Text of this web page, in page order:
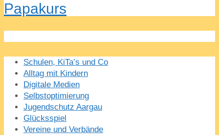
Papakurs
Schulen, KiTa’s und Co
Alltag mit Kindern
Digitale Medien
Selbstoptimierung
Jugendschutz Aargau
Glücksspiel
Vereine und Verbände